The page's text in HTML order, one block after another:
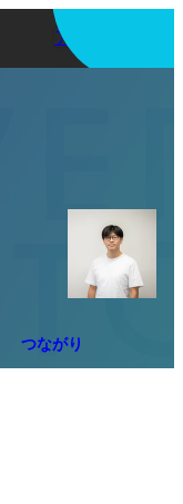
アプリを使う
つながり